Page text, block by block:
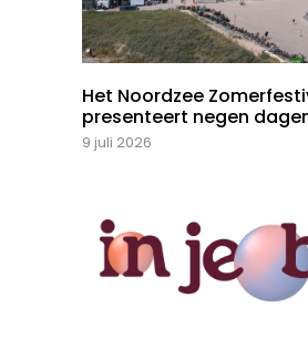
Het Noordzee
presenteert negen
9 juli 2026